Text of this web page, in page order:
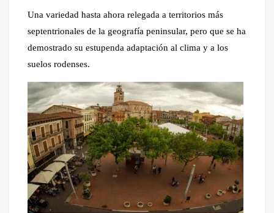
Una variedad hasta ahora relegada a territorios más
septentrionales de la geografía peninsular, pero que se ha
demostrado su estupenda adaptación al clima y a los
suelos rodenses.